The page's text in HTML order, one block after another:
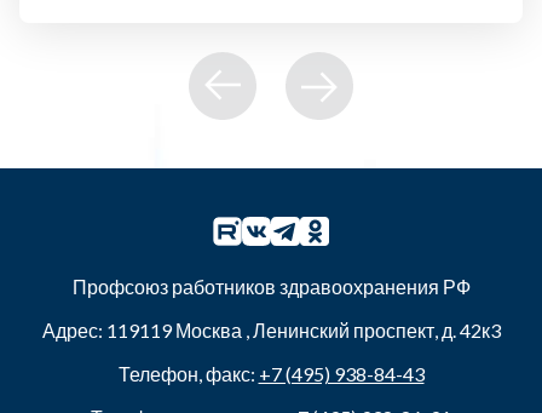
Профсоюз работников здравоохранения РФ
Адрес: 119119Москва ,Ленинский проспект, д. 42к3
Телефон, факс: +7 (495) 938-84-43